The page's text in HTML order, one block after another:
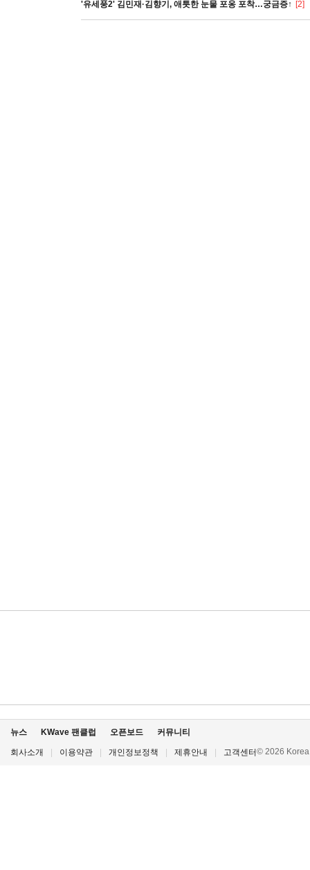
'유세풍2' 김민재·김향기, 애틋한 눈물 포옹 포착…궁금증↑ [2]
뉴스 KWave 팬클럽 오픈보드 커뮤니티
회사소개 이용약관 개인정보정책 제휴안내 고객센터© 2026